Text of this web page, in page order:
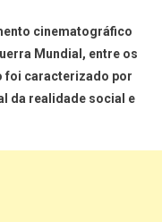
cinematográfico
Mundial, entre os
foi caracterizado por
da realidade social e